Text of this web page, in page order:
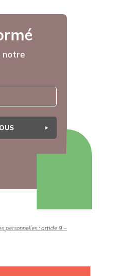
notre
personnelles : article 9 –